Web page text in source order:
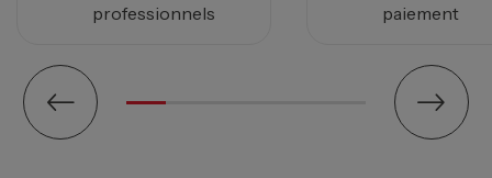
professionnels
paiement